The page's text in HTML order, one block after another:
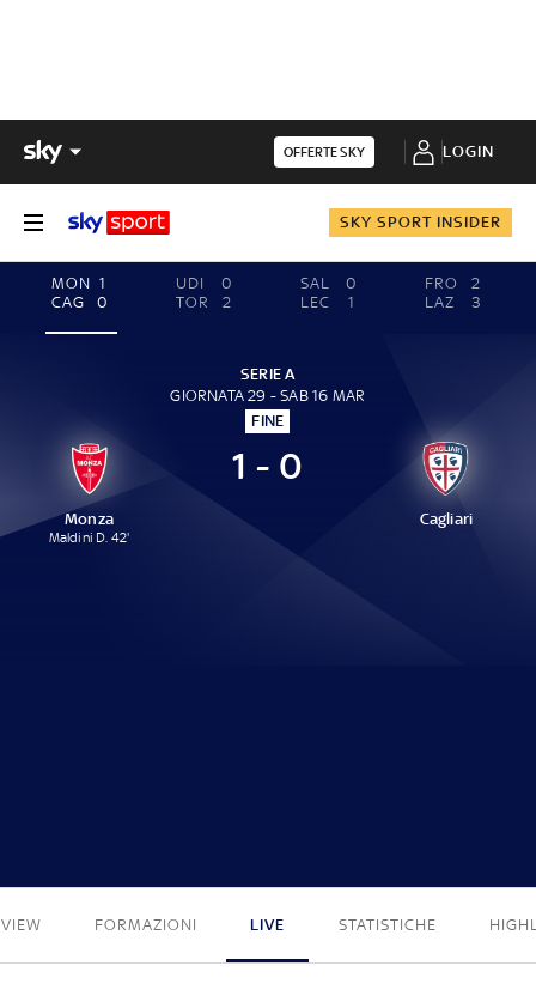
OFFERTE SKY LOGIN
SKY SPORT INSIDER
MON 1
CAG
0
UDI
0
TOR
2
SAL
0
LEC
1
FRO
2
LAZ
3
SERIE A
GIORNATA 29 - SAB 16 MAR
FINE
Monza
Maldini D. 42'
1 - 0
Cagliari
FORMAZIONI LIVE STATISTICHE